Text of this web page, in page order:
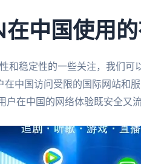
在中国使用
和稳定性的一些关注，我们可
在中国访问受限的国际网站和
户在中国的网络体验既安全又流